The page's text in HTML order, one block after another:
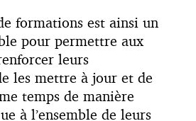
formations est ainsi un
pour permettre aux
leurs
les mettre à jour et de
temps de manière
à l’ensemble de leurs